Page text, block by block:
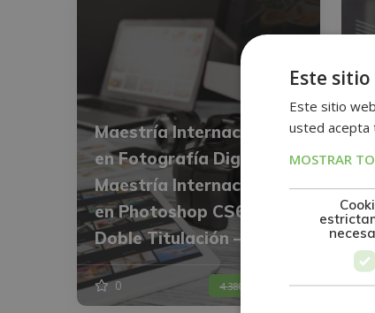
Maestría Internacional
en Fotografía Digital +
Maestría Internacional
en Photoshop CS6 –
Doble Titulación –
0 4.380$ 1.095$
Este
Este sitio
usted acepta
MOSTRAR